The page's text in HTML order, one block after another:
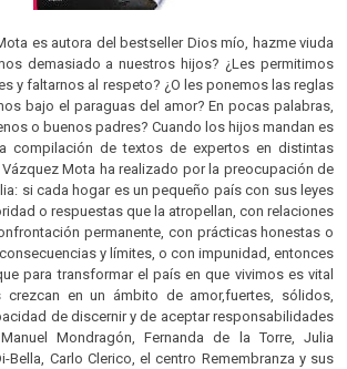
es autora del bestseller Dios mío, hazme viuda
demasiado a nuestros hijos? ¿Les permitimos
y faltarnos al respeto? ¿O les ponemos las reglas
bajo el paraguas del amor? En pocas palabras,
o buenos padres? Cuando los hijos mandan es
compilación de textos de expertos en distintas
Mota ha realizado por la preocupación de
si cada hogar es un pequeño país con sus leyes
o respuestas que la atropellan, con relaciones
permanente, con prácticas honestas o
y límites, o con impunidad, entonces
para transformar el país en que vivimos es vital
crezcan en un ámbito de amor,fuertes, sólidos,
de discernir y de aceptar responsabilidades
Mondragón, Fernanda de la Torre, Julia
Bella, Carlo Clerico, el centro Remembranza y sus